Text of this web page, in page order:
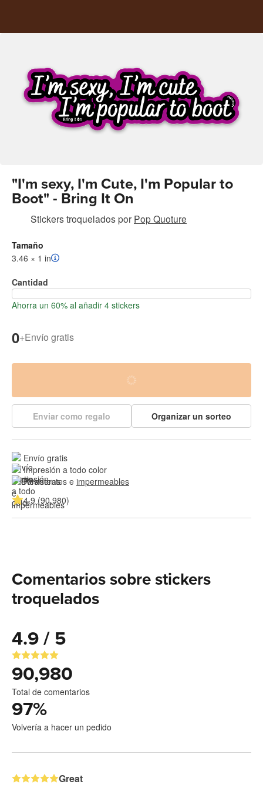
"I'm sexy, I'm Cute, I'm Popular to
Boot" - Bring It On
Stickers troqueladospor Pop Quoture
Tamaño
3.46 × 1 in
Cantidad
Ahorra un 60% al añadir 4 stickers
0+Envío gratis
Enviar como regalo Organizar un sorteo
Envío gratis
Impresión a todo color
Resistentes e impermeables
4.9 (90,980)
Comentarios sobre stickers
troquelados
4.9 / 5
90,980
Total de comentarios
97%
Volvería a hacer un pedido
Great